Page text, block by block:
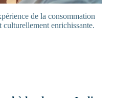
de la consommation
culturellement enrichissante.